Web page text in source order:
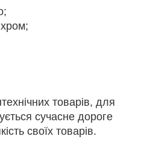
товарів, для
сучасне дороге
своїх товарів.